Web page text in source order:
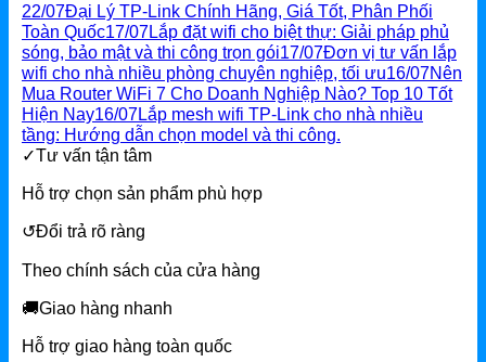
22/07Đại Lý TP-Link Chính Hãng, Giá Tốt, Phân Phối
Toàn Quốc17/07Lắp đặt wifi cho biệt thự: Giải pháp phủ
sóng, bảo mật và thi công trọn gói17/07Đơn vị tư vấn lắp
wifi cho nhà nhiều phòng chuyên nghiệp, tối ưu16/07Nên
Mua Router WiFi 7 Cho Doanh Nghiệp Nào? Top 10 Tốt
Hiện Nay16/07Lắp mesh wifi TP-Link cho nhà nhiều
tầng: Hướng dẫn chọn model và thi công.
✓Tư vấn tận tâm
Hỗ trợ chọn sản phẩm phù hợp
↺Đổi trả rõ ràng
Theo chính sách của cửa hàng
🚚Giao hàng nhanh
Hỗ trợ giao hàng toàn quốc